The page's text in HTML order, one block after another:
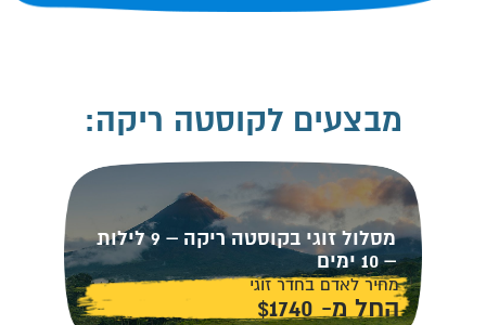
מבצעים לקוסטה ריקה:
מסלול זוגי בקוסטה ריקה – 9 לילות
– 10 ימים
מחיר לאדם בחדר זוגי
החל מ- $1740